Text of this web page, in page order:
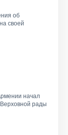
об
своей
начал
Верховной рады